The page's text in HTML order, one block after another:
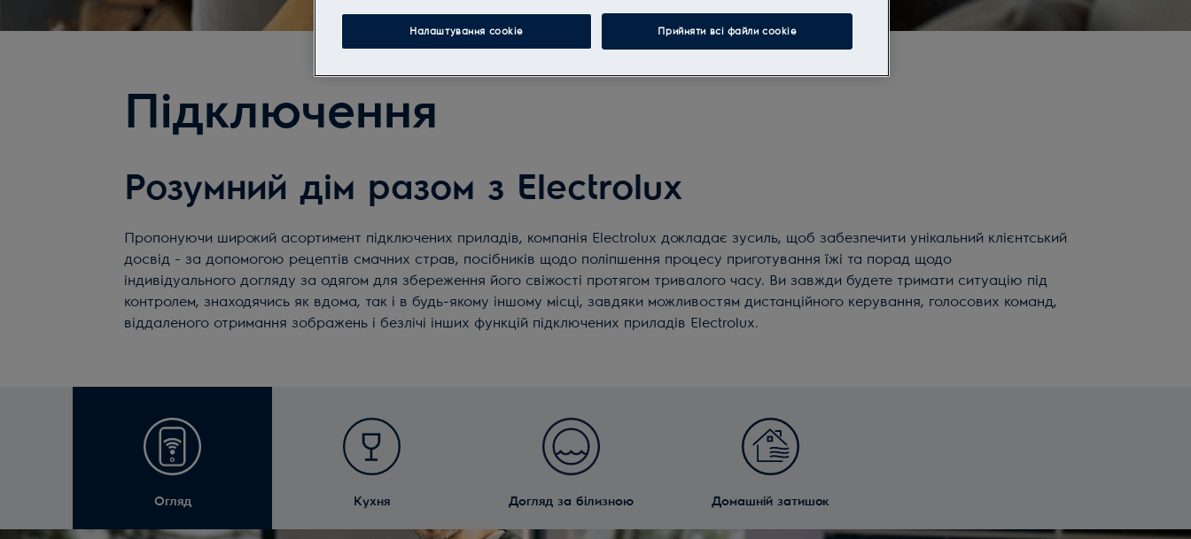
Підключення
Розумний дім разом з Electrolux
Пропонуючи широкий асортимент підключених приладів, компанія Electrolux докладає зусиль, щоб забезпечити унікальний клієнтський
досвід - за допомогою рецептів смачних страв, посібників щодо поліпшення процесу приготування їжі та порад щодо
індивідуального догляду за одягом для збереження його свіжості протягом тривалого часу. Ви завжди будете тримати ситуацію під
контролем, знаходячись як вдома, так і в будь-якому іншому місці, завдяки можливостям дистанційного керування, голосових команд,
віддаленого отримання зображень і безлічі інших функцій підключених приладів Electrolux.
Огляд Кухня Догляд за білизною Домашній затишок
Налаштування cookie Прийняти всі файли сookie